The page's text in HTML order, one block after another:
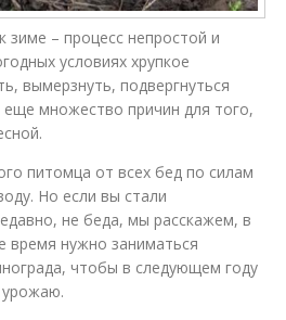
зиме – процесс непростой и
условиях хрупкое
вымерзнуть, подвергнуться
еще множество причин для того,
питомца от всех бед по силам
Но если вы стали
не беда, мы расскажем, в
время нужно заниматься
чтобы в следующем году